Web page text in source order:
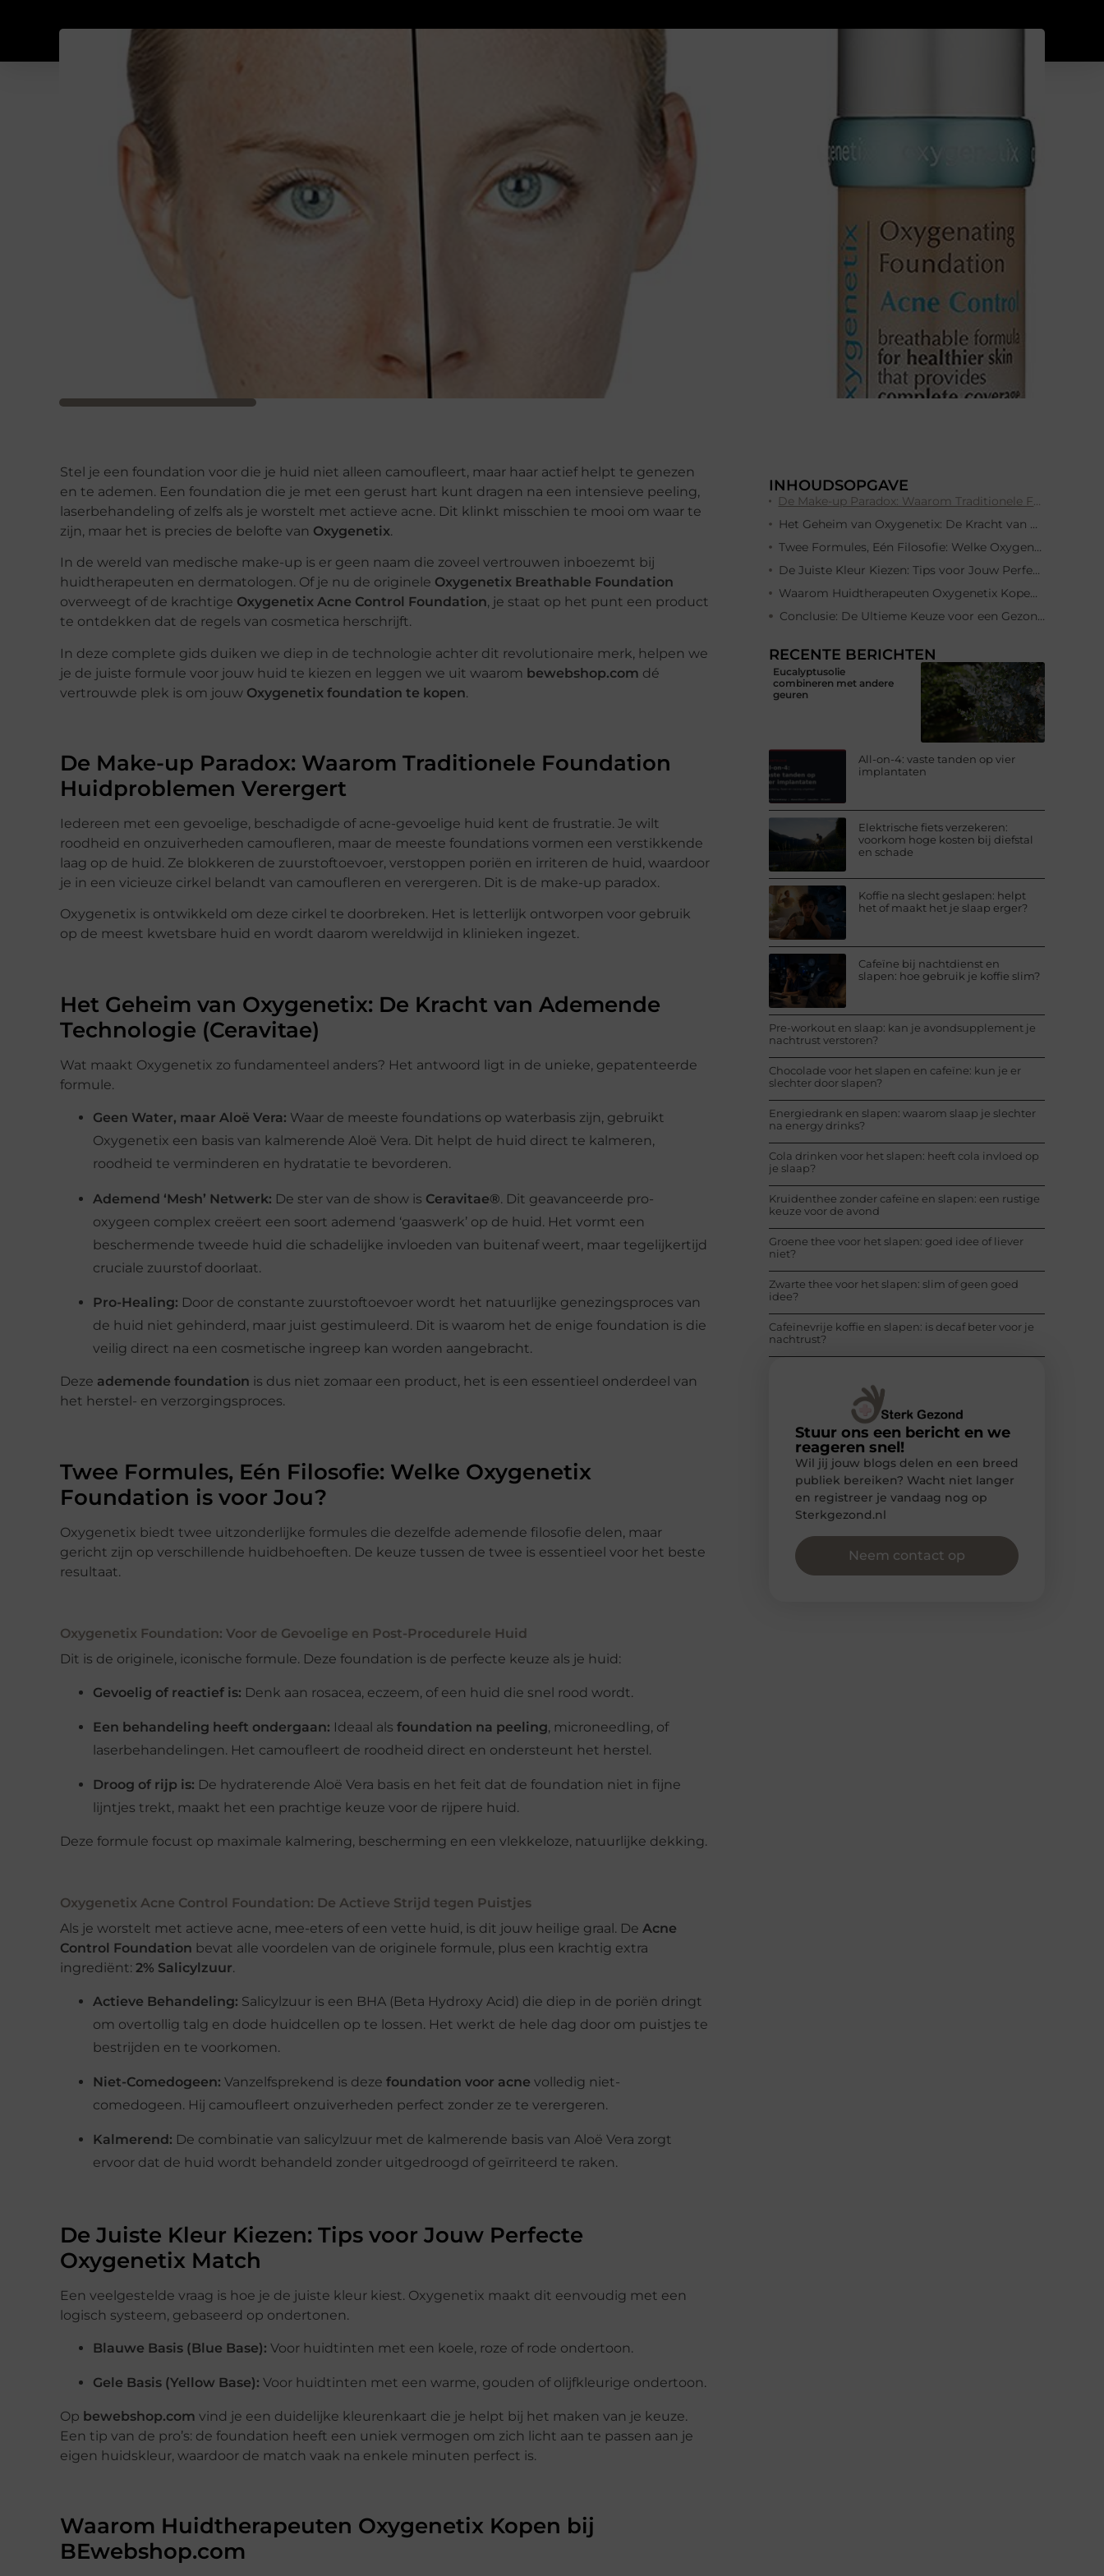
Stel je een foundation voor die je huid niet alleen camoufleert, maar haar actief helpt te genezen
en te ademen. Een foundation die je met een gerust hart kunt dragen na een intensieve peeling,
laserbehandeling of zelfs als je worstelt met actieve acne. Dit klinkt misschien te mooi om waar te
zijn, maar het is precies de belofte van Oxygenetix.
In de wereld van medische make-up is er geen naam die zoveel vertrouwen inboezemt bij
huidtherapeuten en dermatologen. Of je nu de originele Oxygenetix Breathable Foundation
overweegt of de krachtige Oxygenetix Acne Control Foundation, je staat op het punt een product
te ontdekken dat de regels van cosmetica herschrijft.
In deze complete gids duiken we diep in de technologie achter dit revolutionaire merk, helpen we
je de juiste formule voor jouw huid te kiezen en leggen we uit waarom bewebshop.com dé
vertrouwde plek is om jouw Oxygenetix foundation te kopen.
De Make-up Paradox: Waarom Traditionele Foundation
Huidproblemen Verergert
Iedereen met een gevoelige, beschadigde of acne-gevoelige huid kent de frustratie. Je wilt
roodheid en onzuiverheden camoufleren, maar de meeste foundations vormen een verstikkende
laag op de huid. Ze blokkeren de zuurstoftoevoer, verstoppen poriën en irriteren de huid, waardoor
je in een vicieuze cirkel belandt van camoufleren en verergeren. Dit is de make-up paradox.
Oxygenetix is ontwikkeld om deze cirkel te doorbreken. Het is letterlijk ontworpen voor gebruik
op de meest kwetsbare huid en wordt daarom wereldwijd in klinieken ingezet.
Het Geheim van Oxygenetix: De Kracht van Ademende
Technologie (Ceravitae)
Wat maakt Oxygenetix zo fundamenteel anders? Het antwoord ligt in de unieke, gepatenteerde
formule.
Geen Water, maar Aloë Vera: Waar de meeste foundations op waterbasis zijn, gebruikt
Oxygenetix een basis van kalmerende Aloë Vera. Dit helpt de huid direct te kalmeren,
roodheid te verminderen en hydratatie te bevorderen.
Ademend ‘Mesh’ Netwerk: De ster van de show is Ceravitae®. Dit geavanceerde pro-
oxygeen complex creëert een soort ademend ‘gaaswerk’ op de huid. Het vormt een
beschermende tweede huid die schadelijke invloeden van buitenaf weert, maar tegelijkertijd
cruciale zuurstof doorlaat.
Pro-Healing: Door de constante zuurstoftoevoer wordt het natuurlijke genezingsproces van
de huid niet gehinderd, maar juist gestimuleerd. Dit is waarom het de enige foundation is die
veilig direct na een cosmetische ingreep kan worden aangebracht.
Deze ademende foundation is dus niet zomaar een product, het is een essentieel onderdeel van
het herstel- en verzorgingsproces.
Twee Formules, Eén Filosofie: Welke Oxygenetix
Foundation is voor Jou?
Oxygenetix biedt twee uitzonderlijke formules die dezelfde ademende filosofie delen, maar
gericht zijn op verschillende huidbehoeften. De keuze tussen de twee is essentieel voor het beste
resultaat.
Oxygenetix Foundation: Voor de Gevoelige en Post-Procedurele Huid
Dit is de originele, iconische formule. Deze foundation is de perfecte keuze als je huid:
Gevoelig of reactief is: Denk aan rosacea, eczeem, of een huid die snel rood wordt.
Een behandeling heeft ondergaan: Ideaal als foundation na peeling, microneedling, of
laserbehandelingen. Het camoufleert de roodheid direct en ondersteunt het herstel.
Droog of rijp is: De hydraterende Aloë Vera basis en het feit dat de foundation niet in fijne
lijntjes trekt, maakt het een prachtige keuze voor de rijpere huid.
Deze formule focust op maximale kalmering, bescherming en een vlekkeloze, natuurlijke dekking.
Oxygenetix Acne Control Foundation: De Actieve Strijd tegen Puistjes
Als je worstelt met actieve acne, mee-eters of een vette huid, is dit jouw heilige graal. De Acne
Control Foundation bevat alle voordelen van de originele formule, plus een krachtig extra
ingrediënt: 2% Salicylzuur.
Actieve Behandeling: Salicylzuur is een BHA (Beta Hydroxy Acid) die diep in de poriën dringt
om overtollig talg en dode huidcellen op te lossen. Het werkt de hele dag door om puistjes te
bestrijden en te voorkomen.
Niet-Comedogeen: Vanzelfsprekend is deze foundation voor acne volledig niet-
comedogeen. Hij camoufleert onzuiverheden perfect zonder ze te verergeren.
Kalmerend: De combinatie van salicylzuur met de kalmerende basis van Aloë Vera zorgt
ervoor dat de huid wordt behandeld zonder uitgedroogd of geïrriteerd te raken.
De Juiste Kleur Kiezen: Tips voor Jouw Perfecte
Oxygenetix Match
Een veelgestelde vraag is hoe je de juiste kleur kiest. Oxygenetix maakt dit eenvoudig met een
logisch systeem, gebaseerd op ondertonen.
Blauwe Basis (Blue Base): Voor huidtinten met een koele, roze of rode ondertoon.
Gele Basis (Yellow Base): Voor huidtinten met een warme, gouden of olijfkleurige ondertoon.
Op bewebshop.com vind je een duidelijke kleurenkaart die je helpt bij het maken van je keuze.
Een tip van de pro’s: de foundation heeft een uniek vermogen om zich licht aan te passen aan je
eigen huidskleur, waardoor de match vaak na enkele minuten perfect is.
Waarom Huidtherapeuten Oxygenetix Kopen bij
BEwebshop.com
INHOUDSOPGAVE
De Make-up Paradox: Waarom Traditionele Foundation Huidproblemen Verergert
Het Geheim van Oxygenetix: De Kracht van Ademende Technologie (Ceravitae)
Twee Formules, Eén Filosofie: Welke Oxygenetix Foundation is voor Jou?
De Juiste Kleur Kiezen: Tips voor Jouw Perfecte Oxygenetix Match
Waarom Huidtherapeuten Oxygenetix Kopen bij BEwebshop.com
Conclusie: De Ultieme Keuze voor een Gezonde, Egale Huid
RECENTE BERICHTEN
Eucalyptusolie
combineren met andere
geuren
All-on-4: vaste tanden op vier
implantaten
Elektrische fiets verzekeren:
voorkom hoge kosten bij diefstal
en schade
Koffie na slecht geslapen: helpt
het of maakt het je slaap erger?
Cafeïne bij nachtdienst en
slapen: hoe gebruik je koffie slim?
Pre-workout en slaap: kan je avondsupplement je
nachtrust verstoren?
Chocolade voor het slapen en cafeïne: kun je er
slechter door slapen?
Energiedrank en slapen: waarom slaap je slechter
na energy drinks?
Cola drinken voor het slapen: heeft cola invloed op
je slaap?
Kruidenthee zonder cafeïne en slapen: een rustige
keuze voor de avond
Groene thee voor het slapen: goed idee of liever
niet?
Zwarte thee voor het slapen: slim of geen goed
idee?
Cafeïnevrije koffie en slapen: is decaf beter voor je
nachtrust?
Stuur ons een bericht en we
reageren snel!
Wil jij jouw blogs delen en een breed
publiek bereiken? Wacht niet langer
en registreer je vandaag nog op
Sterkgezond.nl
Neem contact op